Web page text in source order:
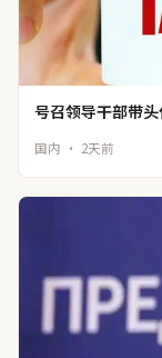
号召领导干部带
国内 · 2天前